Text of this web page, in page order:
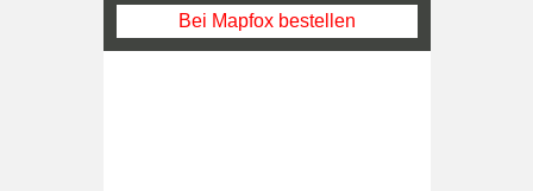
Bei Mapfox bestellen